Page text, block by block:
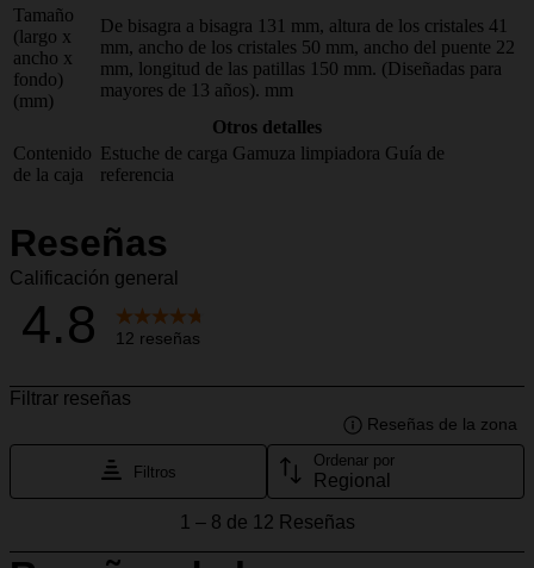
Tamaño
(largo x
ancho x
fondo)
(mm)
De bisagra a bisagra 131 mm, altura de los cristales 41
mm, ancho de los cristales 50 mm, ancho del puente 22
mm, longitud de las patillas 150 mm. (Diseñadas para
mayores de 13 años). mm
Otros detalles
Contenido
de la caja
Estuche de carga Gamuza limpiadora Guía de
referencia